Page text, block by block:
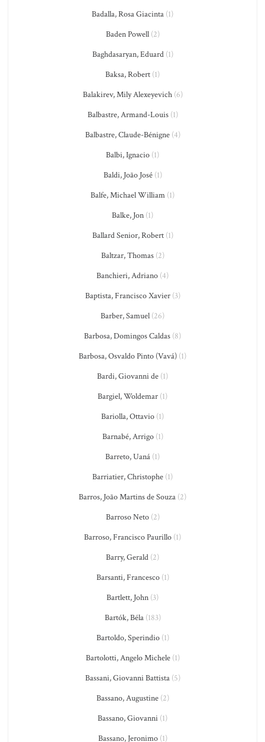
Badalla, Rosa Giacinta (1)
Baden Powell(2)
Baghdasaryan, Eduard(1)
Baksa, Robert (1)
Balakirev, Mily Alexeyevich(6)
Balbastre, Armand-Louis(1)
Balbastre, Claude-Bénigne(4)
Balbi, Ignacio (1)
Baldi, João José(1)
Balfe, Michael William (1)
Balke, Jon (1)
Ballard Senior, Robert(1)
Baltzar, Thomas(2)
Banchieri, Adriano (4)
Baptista, Francisco Xavier(3)
Barber, Samuel (26)
Barbosa, Domingos Caldas (8)
Barbosa, Osvaldo Pinto (Vavá) (1)
Bardi, Giovanni de (1)
Bargiel, Woldemar (1)
Bariolla, Ottavio (1)
Barnabé, Arrigo(1)
Barreto, Uaná (1)
Barriatier, Christophe (1)
Barros, João Martins de Souza (2)
Barroso Neto(2)
Barroso, Francisco Paurillo (1)
Barry, Gerald (2)
Barsanti, Francesco(1)
Bartlett, John (3)
Bartók, Béla(183)
Bartoldo, Sperindio(1)
Bartolotti, Angelo Michele(1)
Bassani, Giovanni Battista(5)
Bassano, Augustine(2)
Bassano, Giovanni (1)
Bassano, Jeronimo(1)